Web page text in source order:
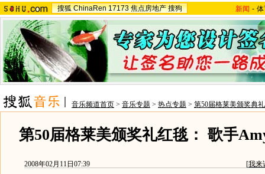
搜狐 ChinaRen 17173 焦点房地产 搜狗 新闻 -
音乐频道首页 > 音乐专题 > 热点专题 > 第50届格莱美颁奖典礼
第50届格莱美颁奖礼红毯： 歌手
2008年02月11日07:39 [我来